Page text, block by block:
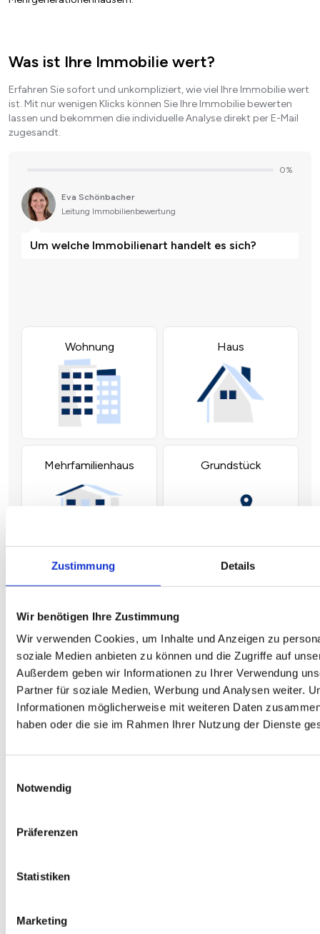
Zustimmung Details
Wir benötigen Ihre Zustimmung
Wir verwenden Cookies, um Inhalte und Anzeigen zu
soziale Medien anbieten zu können und die Zugriffe auf
Außerdem geben wir Informationen zu Ihrer Verwendung
Partner für soziale Medien, Werbung und Analysen weiter.
Informationen möglicherweise mit weiteren Daten
haben oder die sie im Rahmen Ihrer Nutzung der Dienste
Notwendig
Präferenzen
Statistiken
Marketing
Was ist Ihre Immobilie wert?
Erfahren Sie sofort und unkompliziert, wie viel Ihre Immobilie wert
ist. Mit nur wenigen Klicks können Sie Ihre Immobilie bewerten
lassen und bekommen die individuelle Analyse direkt per E-Mail
zugesandt.
Dieser Expertenartikel wurde mit großer Sorgfalt von der
Fehler, freuen wir uns, wenn Sie uns Bescheid geben. Wir werden
Mehr zu diesem Thema